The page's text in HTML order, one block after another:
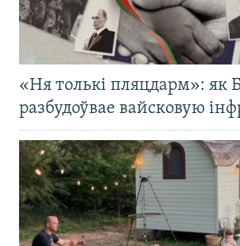
«Ня толькі пляцдарм»: як
разбудоўвае вайсковую